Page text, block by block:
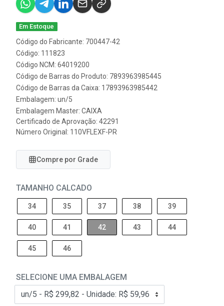
Em Estoque
Código do Fabricante: 700447-42
Código: 111823
Código NCM: 64019200
Código de Barras do Produto: 7893963985445
Código de Barras da Caixa: 17893963985442
Embalagem: un/5
Embalagem Master: CAIXA
Certificado de Aprovação: 42291
Número Original: 110VFLEXF-PR
Compre por Grade
TAMANHO CALCADO
34 35 37 38 39
40 41 42 43 44
45 46
SELECIONE UMA EMBALAGEM